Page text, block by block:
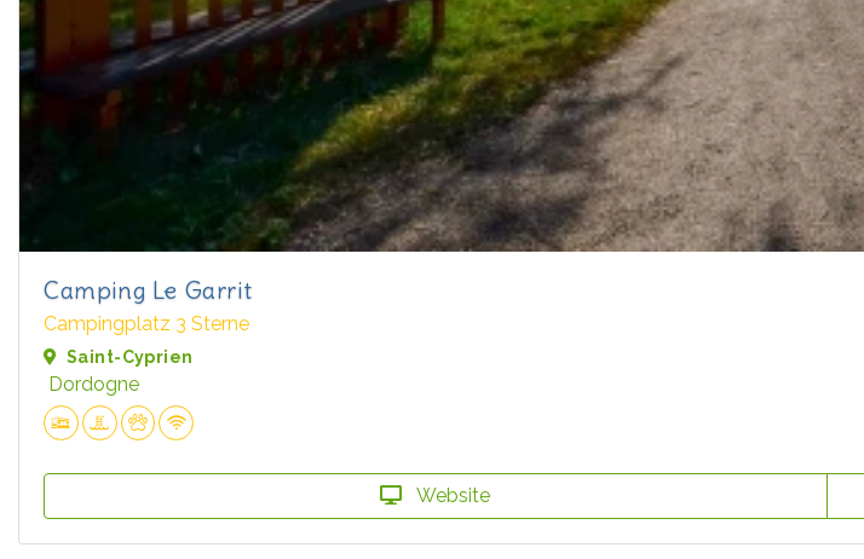
Camping Le Garrit
Campingplatz 3 Sterne
Saint-Cyprien
Dordogne
Website